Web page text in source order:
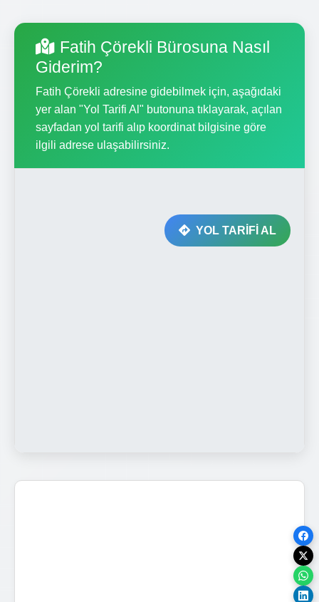
Fatih Çörekli Bürosuna Nasıl
Giderim?
Fatih Çörekli adresine gidebilmek için, aşağıdaki
yer alan "Yol Tarifi Al" butonuna tıklayarak, açılan
sayfadan yol tarifi alıp koordinat bilgisine göre
ilgili adrese ulaşabilirsiniz.
YOL TARİFİ AL